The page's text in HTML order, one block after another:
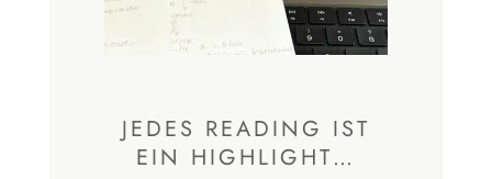
JEDES READING IST
EIN HIGHLIGHT…